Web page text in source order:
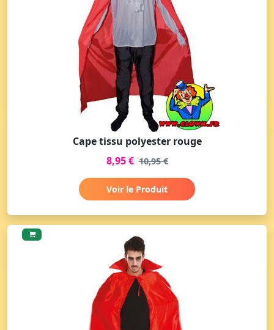
Cape tissu polyester rouge
8,95 € 10,95 €
Voir le Produit